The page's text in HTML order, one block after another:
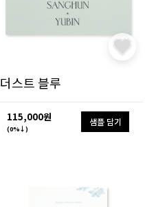
더스트 블루
115,000원
(0%↓)
샘플 담기